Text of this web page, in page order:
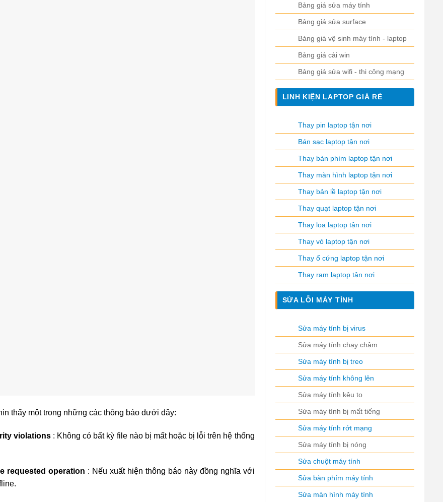
thấy một trong những các thông báo dưới đây:
violations : Không có bất kỳ file nào bị mất hoặc bị lỗi trên hệ thống
requested operation : Nếu xuất hiện thông báo này đồng nghĩa với
Bảng giá sửa máy tính
Bảng giá sửa surface
Bảng giá vệ sinh máy tính - laptop
Bảng giá cài win
Bảng giá sửa wifi - thi công mạng
LINH KIỆN LAPTOP GIÁ RẺ
Thay pin laptop tận nơi
Bán sạc laptop tận nơi
Thay bàn phím laptop tận nơi
Thay màn hình laptop tận nơi
Thay bản lề laptop tận nơi
Thay quạt laptop tận nơi
Thay loa laptop tận nơi
Thay vỏ laptop tận nơi
Thay ổ cứng laptop tận nơi
Thay ram laptop tận nơi
SỬA LỖI MÁY TÍNH
Sửa máy tính bị virus
Sửa máy tính chạy chậm
Sửa máy tính bị treo
Sửa máy tính không lên
Sửa máy tính kêu to
Sửa máy tính bị mất tiếng
Sửa máy tính rớt mạng
Sửa máy tính bị nóng
Sửa chuột máy tính
Sửa bàn phím máy tính
Sửa màn hình máy tính